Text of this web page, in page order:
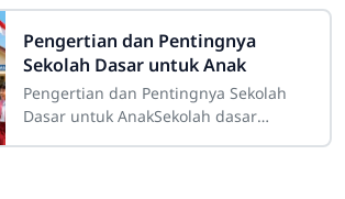
yang memiliki tempat istimewa dalam
perjalanan
Pengertian dan Pentingnya
Sekolah Dasar untuk Anak
Pengertian dan Pentingnya Sekolah
Dasar untuk AnakSekolah dasar